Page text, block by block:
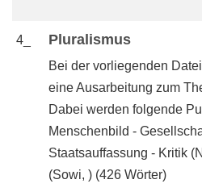
4_ Pluralismus
Bei der vorliegenden
eine Ausarbeitung zum
Dabei werden folgende
Menschenbild -
Staatsauffassung - Kritik
(Sowi, ) (426 Wörter)